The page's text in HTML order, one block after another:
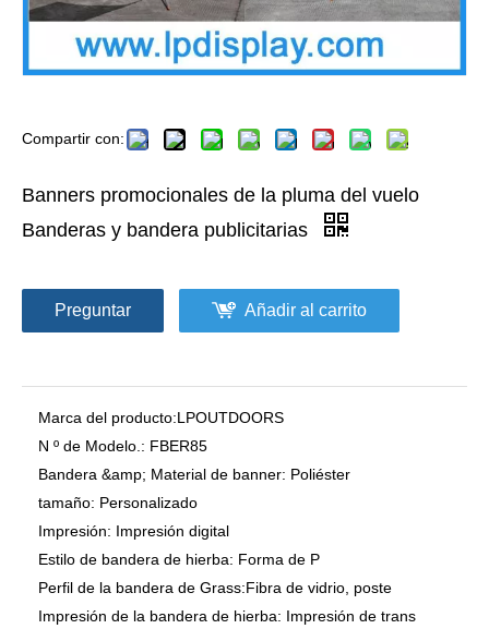
Compartir con:
Banners promocionales de la pluma del vuelo
Banderas y bandera publicitarias
Preguntar Añadir al carrito
Marca del producto:LPOUTDOORS
N º de Modelo.: FBER85
Bandera &amp; Material de banner: Poliéster
tamaño: Personalizado
Impresión: Impresión digital
Estilo de bandera de hierba: Forma de P
Perfil de la bandera de Grass:Fibra de vidrio, poste
Impresión de la bandera de hierba: Impresión de trans